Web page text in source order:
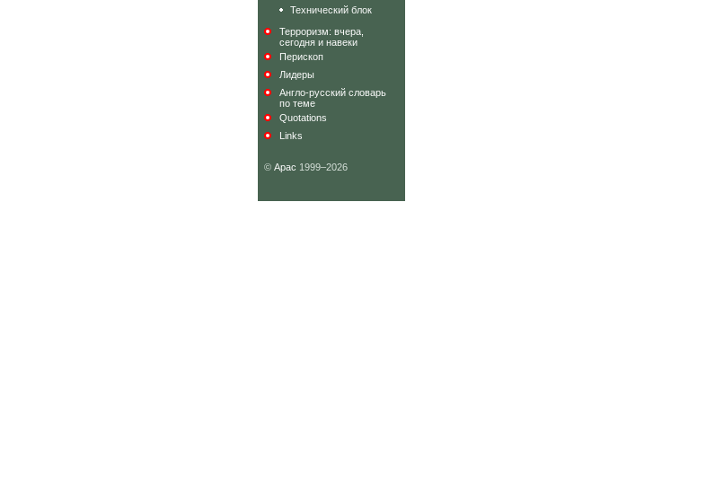
Технический блок
Терроризм: вчера,
сегодня и навеки
Перископ
Лидеры
Англо-русский словарь
по теме
Quotations
Links
© Арас 1999–2026